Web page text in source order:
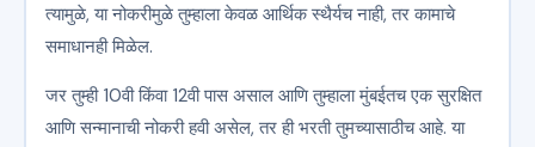
त्यामुळे, या नोकरीमुळे तुम्हाला केवळ आर्थिक स्थैर्यच नाही, तर कामाचे
समाधानही मिळेल.
जर तुम्ही 10वी किंवा 12वी पास असाल आणि तुम्हाला मुंबईतच एक सुरक्षित
आणि सन्मानाची नोकरी हवी असेल, तर ही भरती तुमच्यासाठीच आहे. या